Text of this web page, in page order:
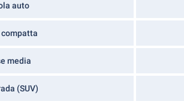
auto
compatta
media
(SUV)